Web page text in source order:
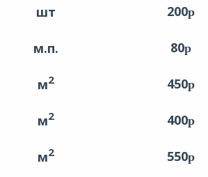
шт 200
м.п. 80
м2 450
м2 400
м2 550